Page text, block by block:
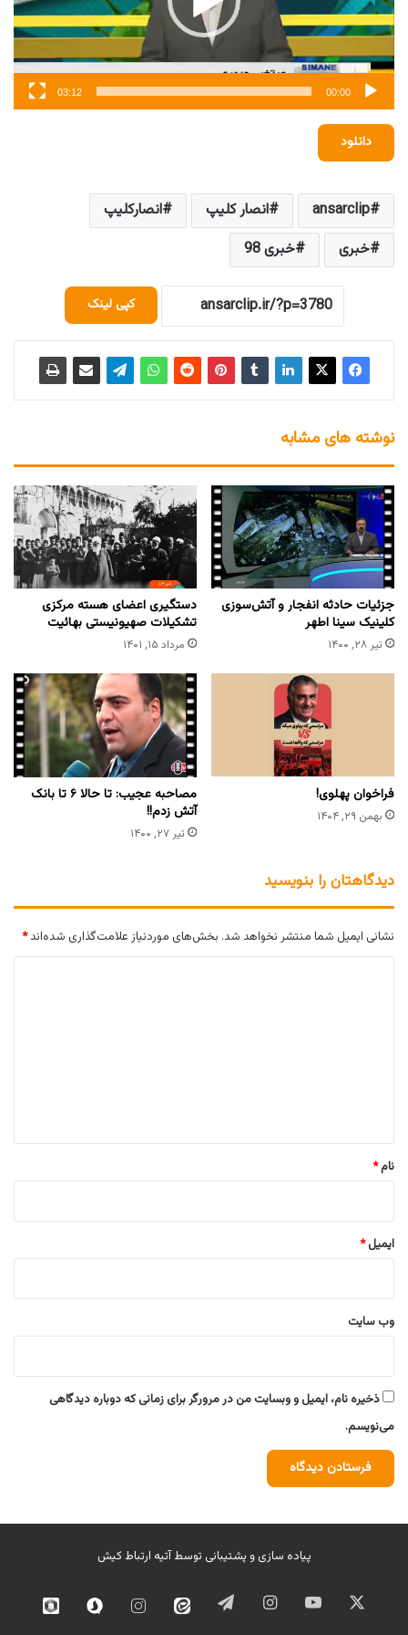
00:00
03:12
دانلود
ansarclip انصار کلیپ
انصارکلیپ
خبری
خبری 98
کپی لینک
نوشته های مشابه
جزئیات حادثه انفجار و آتش‌سوزی
کلینیک سینا اطهر
تیر ۲۸, ۱۴۰۰
دستگیری اعضای هسته­ مرکزی
تشکیلات صهیونیستی بهائیت
مرداد ۱۵, ۱۴۰۱
فراخوان پهلوی!
بهمن ۲۹, ۱۴۰۴
مصاحبه عجیب: تا حالا ۶ تا بانک
آتش زدم!!
تیر ۲۷, ۱۴۰۰
دیدگاهتان را بنویسید
نشانی ایمیل شما منتشر نخواهد شد. بخش‌های موردنیاز علامت‌گذاری شده‌اند*
نام*
ایمیل*
وب‌ سایت
ذخیره نام، ایمیل و وبسایت من در مرورگر برای زمانی که دوباره دیدگاهی
می‌نویسم.
پیاده سازی و پشتیبانی توسطآتیه ارتباط کیش
ایکس یوتیوب اینستاگرامتلگرام ایتا اینستاگرامسروش